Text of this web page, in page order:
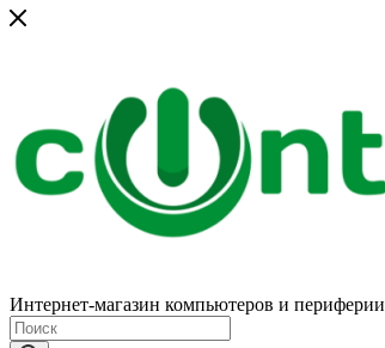
Интернет-магазин компьютеров и периферии